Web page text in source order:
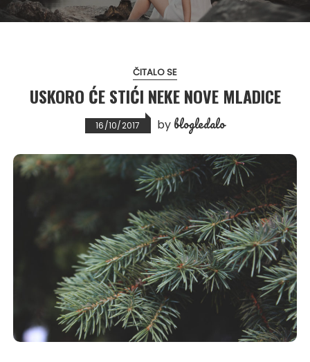
ČITALO SE
USKORO ĆE STIĆI NEKE NOVE MLADICE
16/10/2017 by blogledalo